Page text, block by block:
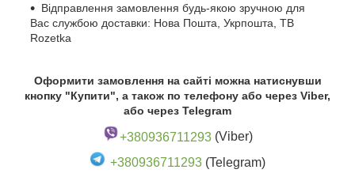
Відправлення замовлення будь-якою зручною для
Вас службою доставки: Нова Пошта, Укрпошта, ТВ
Rozetka
Оформити замовлення на сайті можна натиснувши
кнопку "Купити", а також по телефону або через Viber,
або через Telegram
+380936711293(Viber)
+380936711293 (Telegram)